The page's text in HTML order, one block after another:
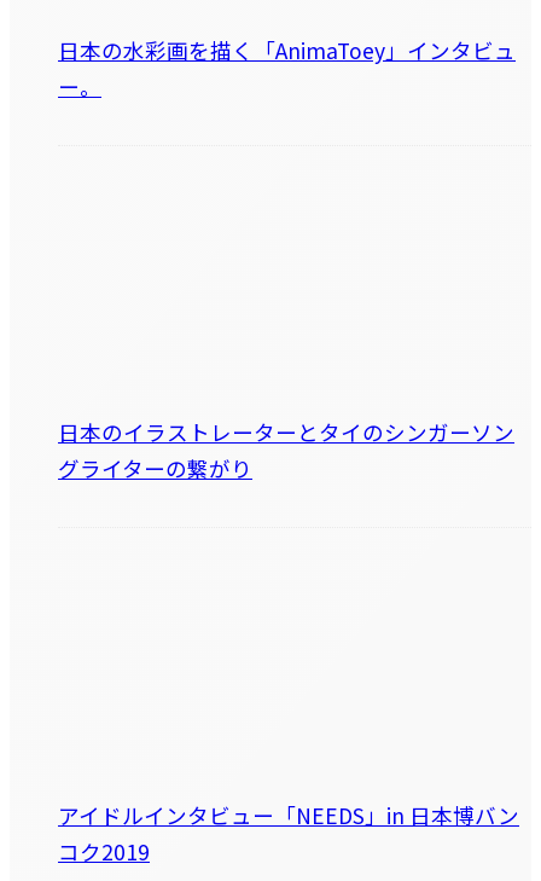
日本の水彩画を描く「AnimaToey」インタビュ
ー。
日本のイラストレーターとタイのシンガーソン
グライターの繋がり
アイドルインタビュー「NEEDS」in 日本博バン
コク2019